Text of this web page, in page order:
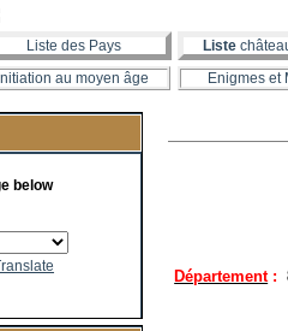
Liste des Pays Liste
Initiation au moyen âge
Enigmes et
below
Département :